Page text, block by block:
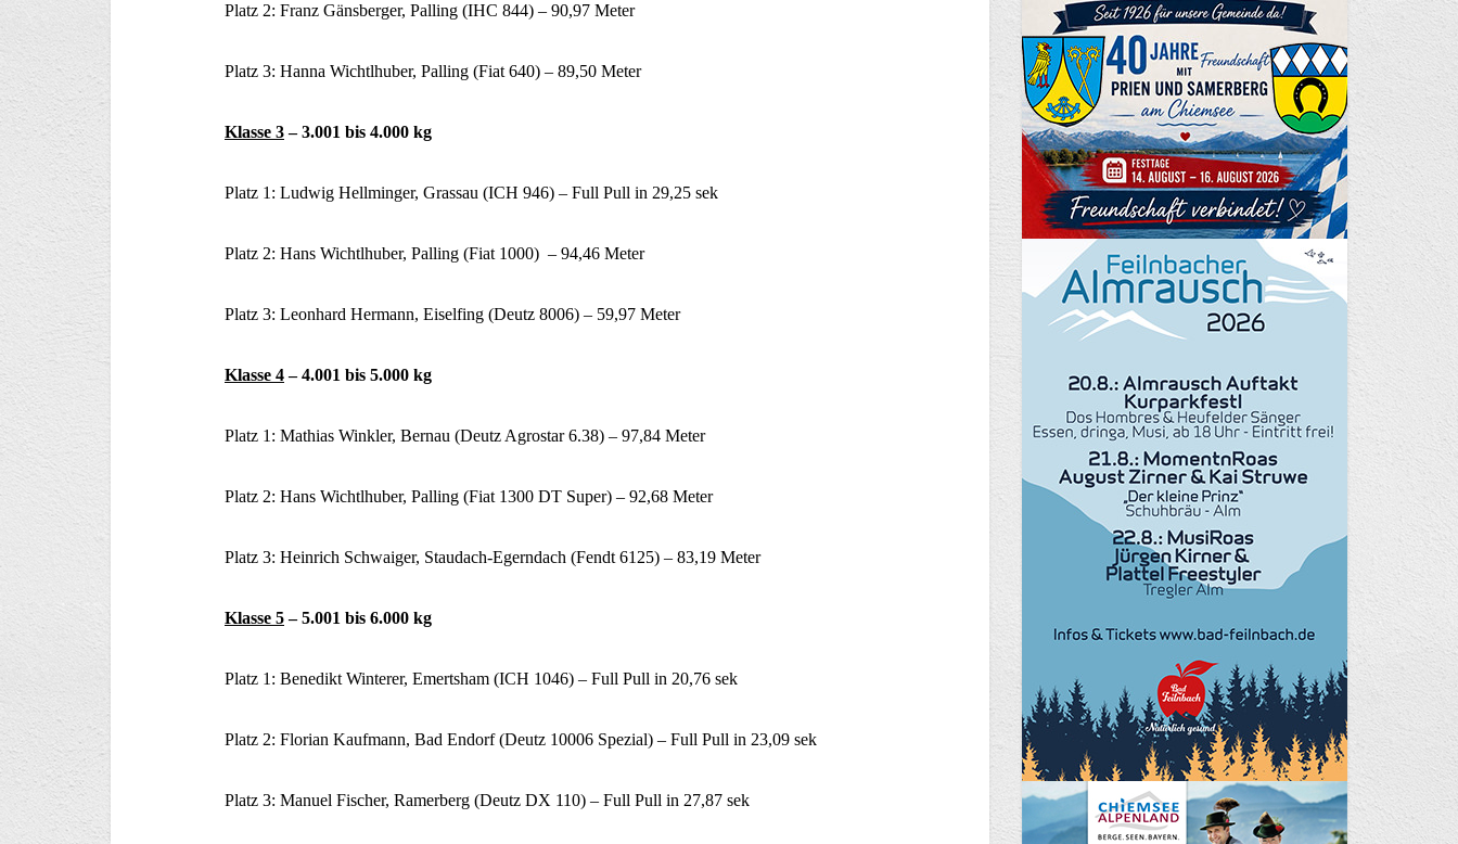
Platz 2: Franz Gänsberger, Palling (IHC 844) – 90,97 Meter
Platz 3: Hanna Wichtlhuber, Palling (Fiat 640) – 89,50 Meter
Klasse 3– 3.001 bis 4.000 kg
Platz 1: Ludwig Hellminger, Grassau (ICH 946) – Full Pull in 29,25 sek
Platz 2: Hans Wichtlhuber, Palling (Fiat 1000) – 94,46 Meter
Platz 3: Leonhard Hermann, Eiselfing (Deutz 8006) – 59,97 Meter
Klasse 4– 4.001 bis 5.000 kg
Platz 1: Mathias Winkler, Bernau (Deutz Agrostar 6.38) – 97,84 Meter
Platz 2: Hans Wichtlhuber, Palling (Fiat 1300 DT Super) – 92,68 Meter
Platz 3: Heinrich Schwaiger, Staudach-Egerndach (Fendt 6125) – 83,19 Meter
Klasse 5– 5.001 bis 6.000 kg
Platz 1: Benedikt Winterer, Emertsham (ICH 1046) – Full Pull in 20,76 sek
Platz 2: Florian Kaufmann, Bad Endorf (Deutz 10006 Spezial) – Full Pull in 23,09 sek
Platz 3: Manuel Fischer, Ramerberg (Deutz DX 110) – Full Pull in 27,87 sek